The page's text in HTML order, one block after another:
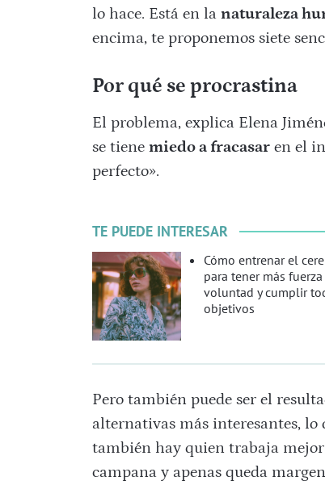
lo hace. Está en la naturaleza
encima, te proponemos siete
Por qué se procrastina
El problema, explica Elena
se tiene miedo a fracasaren el
perfecto».
TE PUEDE INTERESAR
Cómo entrenar el
para tener más
voluntad y cumplir
objetivos
Pero también puede ser el
alternativas más interesantes, lo
también hay quien trabaja mejor
campana y apenas queda